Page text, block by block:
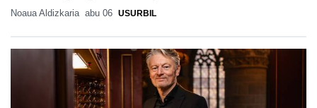
Noaua Aldizkaria abu 06 USURBIL